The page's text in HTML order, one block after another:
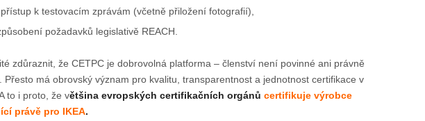
k testovacím zprávám (včetně přiložení fotografií),
požadavků legislativě REACH.
zdůraznit, že CETPC je dobrovolná platforma – členství není povinné ani právně
Přesto má obrovský význam pro kvalitu, transparentnost a jednotnost certifikace v
to i proto, že většina evropských certifikačních orgánů certifikuje výrobce
právě pro IKEA.